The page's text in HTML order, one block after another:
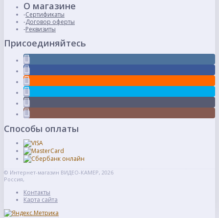
О магазине
Сертификаты
Договор оферты
Реквизиты
Присоединяйтесь
Способы оплаты
© Интернет-магазин ВИДЕО-КАМЕР, 2026
Россия,
Контакты
Карта сайта